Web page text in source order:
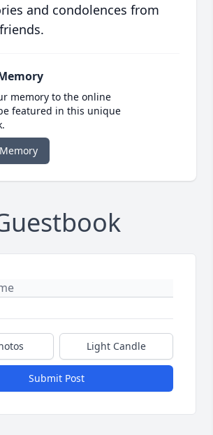
and condolences from
memory to the online
featured in this unique
Light Candle
Submit Post